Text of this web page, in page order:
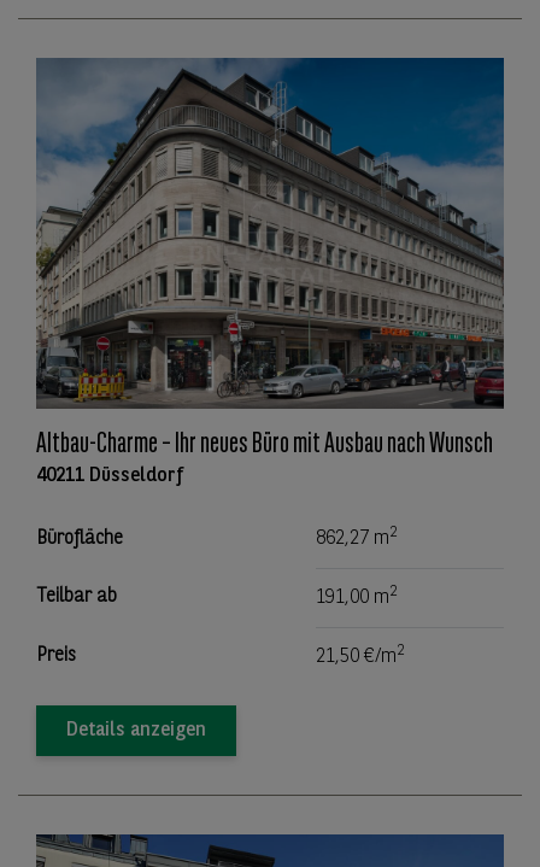
Altbau-Charme – Ihr neues Büro mit Ausbau nach Wunsch
40211 Düsseldorf
Bürofläche 862,27 m2
Teilbar ab 191,00 m2
Preis 21,50 €/m2
Details anzeigen